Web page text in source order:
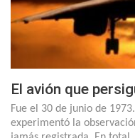
El avión que
Fue el 30 de junio de
experimentó la